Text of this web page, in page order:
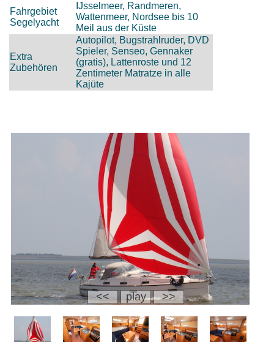
Fahrgebiet
Segelyacht
IJsselmeer, Randmeren,
Wattenmeer, Nordsee bis 10
Meil aus der Küste
Extra
Zubehören
Autopilot, Bugstrahlruder, DVD
Spieler, Senseo, Gennaker
(gratis), Lattenroste und 12
Zentimeter Matratze in alle
Kajüte
<< play >>